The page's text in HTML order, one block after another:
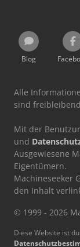
Blog
Alle
sind
Mit der
und
Ausgewiesene
Eigentümern.
Machineseeker
den Inhalt
© 1999 - 2026
Diese Website ist